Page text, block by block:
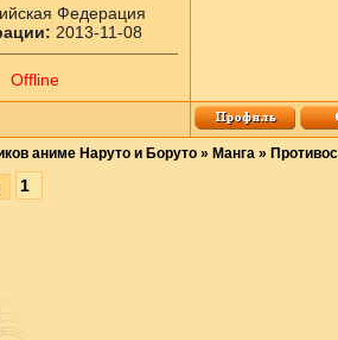
Федерация
2013-11-08
Offline
аниме Наруто и Боруто » Манга »
1